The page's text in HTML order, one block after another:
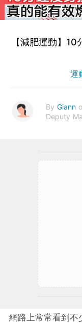
【減肥運動】
運
By Giann
Deputy
網路上常常看到